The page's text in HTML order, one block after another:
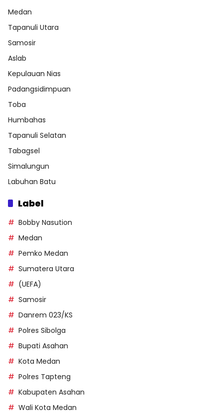
Medan
Tapanuli Utara
Samosir
Aslab
Kepulauan Nias
Padangsidimpuan
Toba
Humbahas
Tapanuli Selatan
Tabagsel
Simalungun
Labuhan Batu
Label
Bobby Nasution
Medan
Pemko Medan
Sumatera Utara
(UEFA)
Samosir
Danrem 023/KS
Polres Sibolga
Bupati Asahan
Kota Medan
Polres Tapteng
Kabupaten Asahan
Wali Kota Medan